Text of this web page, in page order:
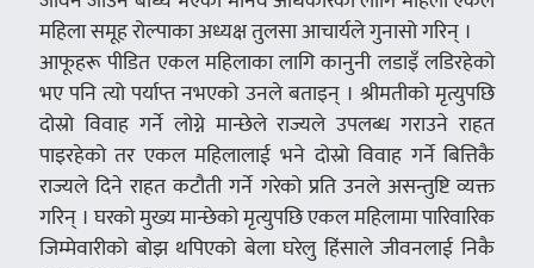
महिला समूह रोल्पाका अध्यक्ष तुलसा आचार्यले गुनासो गरिन् ।
आफूहरू पीडित एकल महिलाका लागि कानुनी लडाइँ लडिरहेको
भए पनि त्यो पर्याप्त नभएको उनले बताइन् । श्रीमतीको मृत्युपछि
दोस्रो विवाह गर्ने लोग्ने मान्छेले राज्यले उपलब्ध गराउने राहत
पाइरहेको तर एकल महिलालाई भने दोस्रो विवाह गर्ने बित्तिकै
राज्यले दिने राहत कटौती गर्ने गरेको प्रति उनले असन्तुष्टि व्यक्त
गरिन् । घरको मुख्य मान्छेको मृत्युपछि एकल महिलामा पारिवारिक
जिम्मेवारीको बोझ थपिएको बेला घरेलु हिंसाले जीवनलाई निकै